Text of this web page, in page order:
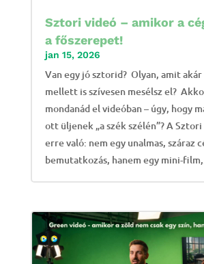
Sztori videó – amikor a
a főszerepet!
jan 15, 2026
Van egy jó sztorid? Olyan, amit akár
mellett is szívesen mesélsz el?
mondanád el videóban – úgy, hogy
ott üljenek „a szék szélén”? A
erre való: nem egy unalmas, száraz
bemutatkozás, hanem egy mini-